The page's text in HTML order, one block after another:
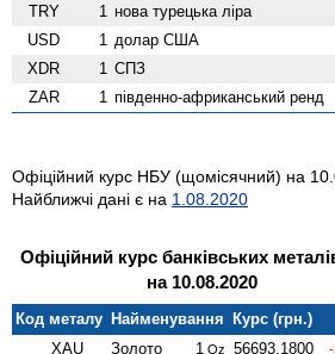
TRY 1 нова турецька ліра
USD 1 долар США
XDR 1 СПЗ
ZAR 1 південно-африканський ренд
Офіційний курс НБУ (щомісячний) на
Найближчі дані є на 1.08.2020
Офіційний курс банківських
на 10.08.2020
Код металу Найменування
Курс (грн.)
XAU
Золото 1 Oz 56693,1800